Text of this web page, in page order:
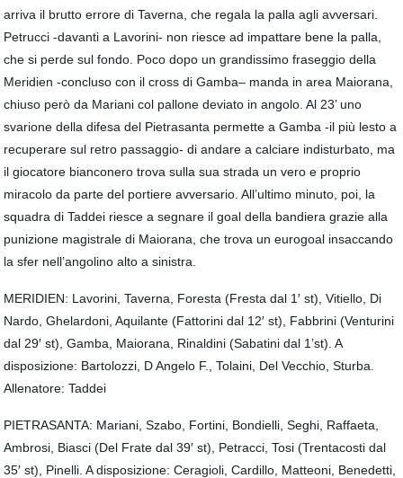
arriva il brutto errore di Taverna, che regala la palla agli avversari.
Petrucci -davanti a Lavorini- non riesce ad impattare bene la palla,
che si perde sul fondo. Poco dopo un grandissimo fraseggio della
Meridien -concluso con il cross di Gamba– manda in area Maiorana,
chiuso però da Mariani col pallone deviato in angolo. Al 23’ uno
svarione della difesa del Pietrasanta permette a Gamba -il più lesto a
recuperare sul retro passaggio- di andare a calciare indisturbato, ma
il giocatore bianconero trova sulla sua strada un vero e proprio
miracolo da parte del portiere avversario. All’ultimo minuto, poi, la
squadra di Taddei riesce a segnare il goal della bandiera grazie alla
punizione magistrale di Maiorana, che trova un eurogoal insaccando
la sfer nell’angolino alto a sinistra.
MERIDIEN: Lavorini, Taverna, Foresta (Fresta dal 1′ st), Vitiello, Di
Nardo, Ghelardoni, Aquilante (Fattorini dal 12′ st), Fabbrini (Venturini
dal 29′ st), Gamba, Maiorana, Rinaldini (Sabatini dal 1’st). A
disposizione: Bartolozzi, D Angelo F., Tolaini, Del Vecchio, Sturba.
Allenatore: Taddei
PIETRASANTA: Mariani, Szabo, Fortini, Bondielli, Seghi, Raffaeta,
Ambrosi, Biasci (Del Frate dal 39′ st), Petracci, Tosi (Trentacosti dal
35′ st), Pinelli. A disposizione: Ceragioli, Cardillo, Matteoni, Benedetti,